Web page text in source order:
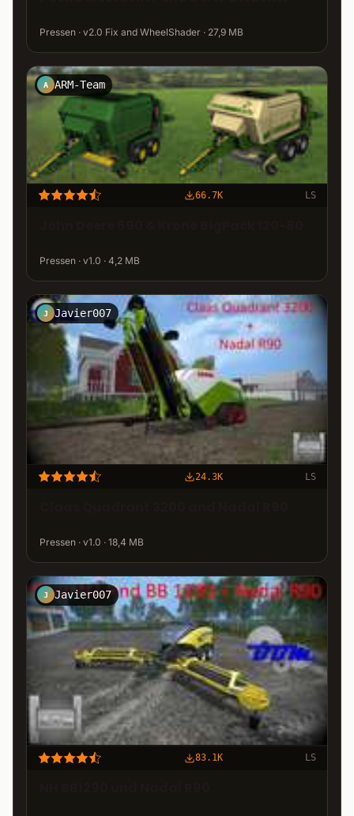
Pressen · v2.0 Fix and WheelShader · 27,9 MB
A ARM-Team
66.7K LS
Pressen · v1.0 · 4,2 MB
J Javier007
24.3K LS
Pressen · v1.0 · 18,4 MB
J Javier007
83.1K LS